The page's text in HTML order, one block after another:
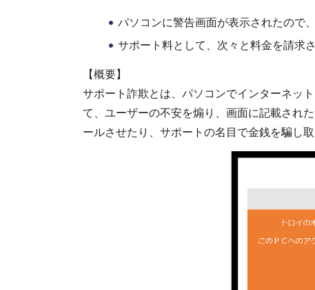
パソコンに警告画面が表示されたので
サポート料として、次々と料金を請求
【概要】
サポート詐欺とは、パソコンでインターネッ
て、ユーザーの不安を煽り、画面に記載され
ールさせたり、サポートの名目で金銭を騙し取